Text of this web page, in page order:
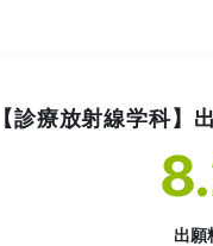
【診療放射線学科】
8
出願